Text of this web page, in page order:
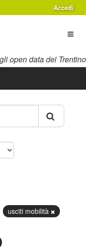
Accedi
open data del Trentino
usciti mobilità